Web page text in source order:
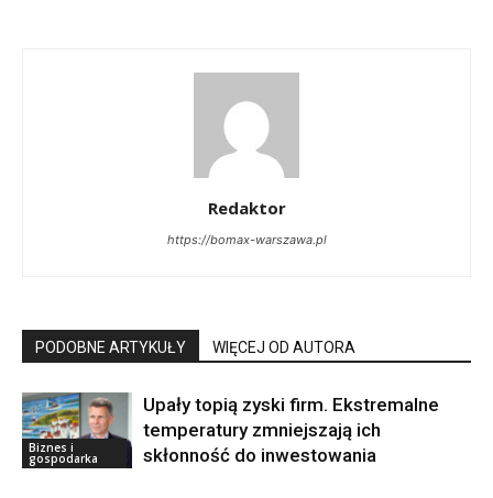
Redaktor
https://bomax-warszawa.pl
PODOBNE ARTYKUŁY WIĘCEJ OD AUTORA
Biznes i
gospodarka
Upały topią zyski firm. Ekstremalne
temperatury zmniejszają ich
skłonność do inwestowania